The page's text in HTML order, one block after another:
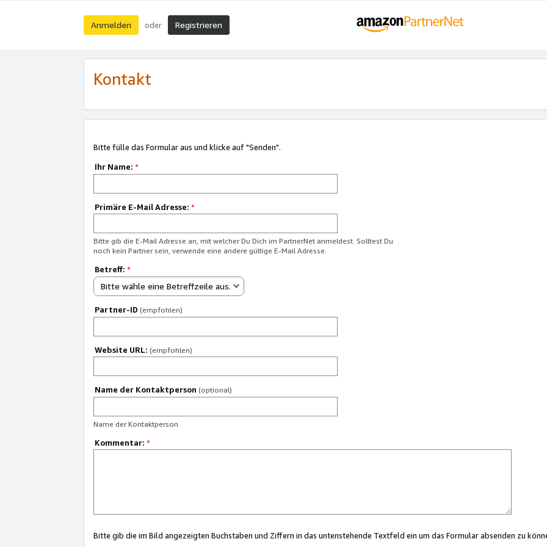
Anmelden oder Registrieren
Kontakt
Bitte fülle das Formular aus und klicke auf "Senden".
Ihr Name: *
Primäre E-Mail Adresse: *
Bitte gib die E-Mail Adresse an, mit welcher Du Dich im PartnerNet anmeldest. Solltest Du
noch kein Partner sein, verwende eine andere gültige E-Mail Adresse.
Betreff: *
Bitte wähle eine Betreffzeile aus.
Partner-ID (empfohlen)
Website URL: (empfohlen)
Name der Kontaktperson (optional)
Name der Kontaktperson
Kommentar: *
Bitte gib die im Bild angezeigten Buchstaben und Ziffern in das untenstehende Textfeld ein um das Formular absenden zu